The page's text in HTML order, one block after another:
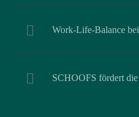
Work-Life-Balance
SCHOOFS fördert